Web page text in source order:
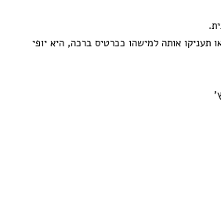
תעניקו אותה למישהו ככרטיס ברכה, היא יופי